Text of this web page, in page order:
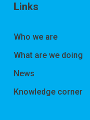
Links
Who we are
What are we doing
News
Knowledge corner